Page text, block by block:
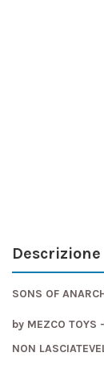
Descrizione
SONS OF
by MEZCO TOYS
NON